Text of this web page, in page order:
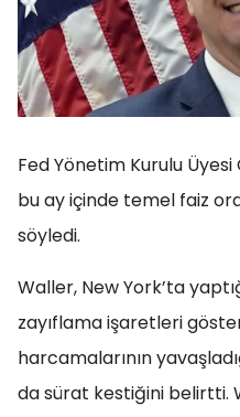
Fed Yönetim Kurulu
bu ay içinde temel faiz
söyledi.
Waller, New York’ta
zayıflama işaretleri
harcamalarının
da sürat kestiğini belirtti.